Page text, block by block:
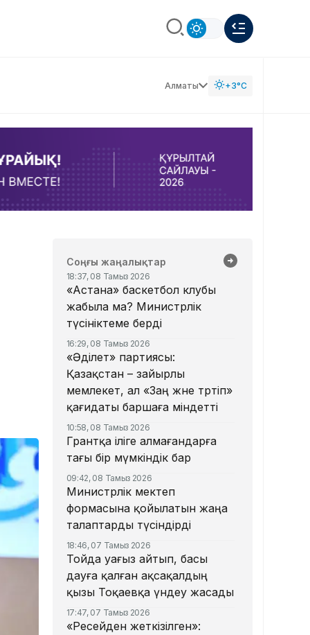
Алматы +3°C
Соңғы жаңалықтар
18:37, 08 Тамыз 2026
«Астана» баскетбол клубы
жабыла ма? Министрлік
түсініктеме берді
16:29, 08 Тамыз 2026
«Әділет» партиясы:
Қазақстан – зайырлы
мемлекет, ал «Заң және тәртіп»
қағидаты баршаға міндетті
10:58, 08 Тамыз 2026
Грантқа іліге алмағандарға
тағы бір мүмкіндік бар
09:42, 08 Тамыз 2026
Министрлік мектеп
формасына қойылатын жаңа
талаптарды түсіндірді
18:46, 07 Тамыз 2026
Тойда уағыз айтып, басы
дауға қалған ақсақалдың
қызы Тоқаевқа үндеу жасады
17:47, 07 Тамыз 2026
«Ресейден жеткізілген»: